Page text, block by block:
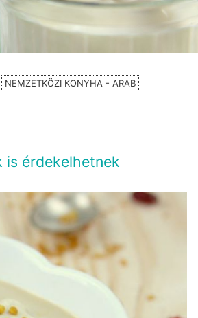
NEMZETKÖZI KONYHA - ARAB
is érdekelhetnek